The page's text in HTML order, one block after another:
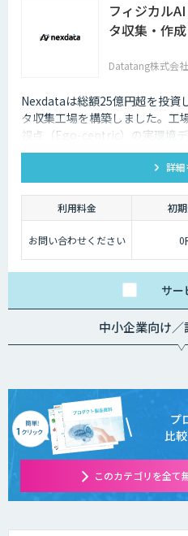
フィジカル
タ収集・作成
Datatang株式会
Nexdataは総額25億円超を投資
タ収集工場を構築しました。工
視点（Ego-centric）の実環境
ら、環境認識・意思決定・動作
トまで、フィジカルAI開発を加
ーションを提供いたします。
詳細
利用料金 初
お問い合わせください 0
サー
中小企業向け
プ
比
このカテゴリを全て